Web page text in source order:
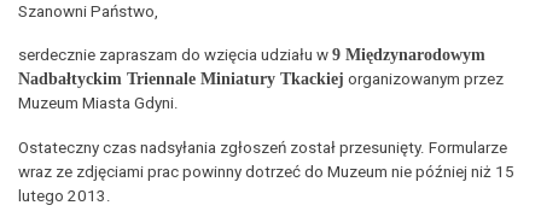
Szanowni Państwo,
serdecznie zapraszam do wzięcia udziału w 9 Międzynarodowym
Nadbałtyckim Triennale Miniatury Tkackiej organizowanym przez
Muzeum Miasta Gdyni.
Ostateczny czas nadsyłania zgłoszeń został przesunięty. Formularze
wraz ze zdjęciami prac powinny dotrzeć do Muzeum nie później niż 15
lutego 2013.